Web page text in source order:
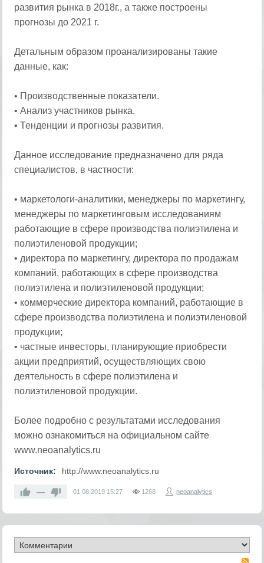
развития рынка в 2018г., а также построены
прогнозы до 2021 г.
Детальным образом проанализированы такие
данные, как:
• Производственные показатели.
• Анализ участников рынка.
• Тенденции и прогнозы развития.
Данное исследование предназначено для ряда
специалистов, в частности:
• маркетологи-аналитики, менеджеры по маркетингу,
менеджеры по маркетинговым исследованиям
работающие в сфере производства полиэтилена и
полиэтиленовой продукции;
• директора по маркетингу, директора по продажам
компаний, работающих в сфере производства
полиэтилена и полиэтиленовой продукции;
• коммерческие директора компаний, работающие в
сфере производства полиэтилена и полиэтиленовой
продукции;
• частные инвесторы, планирующие приобрести
акции предприятий, осуществляющих свою
деятельность в сфере полиэтилена и
полиэтиленовой продукции.
Более подробно с результатами исследования
можно ознакомиться на официальном сайте
www.neoanalytics.ru
Источник: http://www.neoanalytics.ru
— 01.08.2019 15:27 1268 neoanalytics